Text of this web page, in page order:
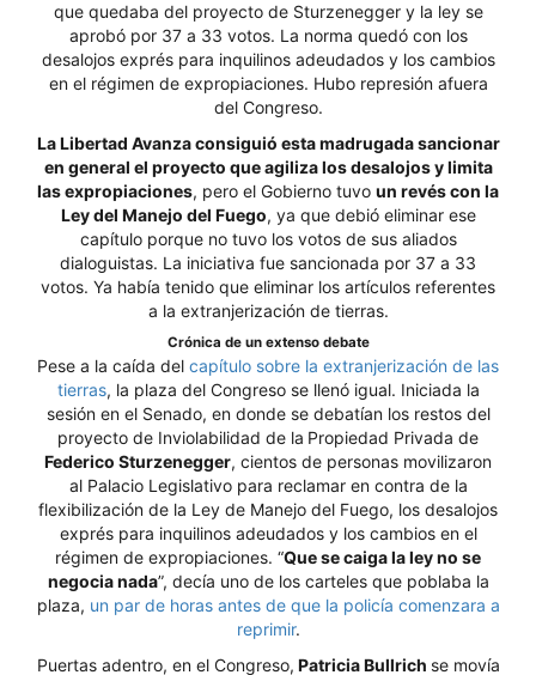
que quedaba del proyecto de Sturzenegger y la ley se
aprobó por 37 a 33 votos. La norma quedó con los
desalojos exprés para inquilinos adeudados y los cambios
en el régimen de expropiaciones. Hubo represión afuera
del Congreso.
La Libertad Avanza consiguió esta madrugada sancionar
en general el proyecto que agiliza los desalojos y limita
las expropiaciones, pero el Gobierno tuvo un revés con la
Ley del Manejo del Fuego, ya que debió eliminar ese
capítulo porque no tuvo los votos de sus aliados
dialoguistas. La iniciativa fue sancionada por 37 a 33
votos. Ya había tenido que eliminar los artículos referentes
a la extranjerización de tierras.
Crónica de un extenso debate
Pese a la caída del capítulo sobre la extranjerización de las
tierras, la plaza del Congreso se llenó igual. Iniciada la
sesión en el Senado, en donde se debatían los restos del
proyecto de Inviolabilidad de la Propiedad Privada de
Federico Sturzenegger, cientos de personas movilizaron
al Palacio Legislativo para reclamar en contra de la
flexibilización de la Ley de Manejo del Fuego, los desalojos
exprés para inquilinos adeudados y los cambios en el
régimen de expropiaciones. “Que se caiga la ley no se
negocia nada”, decía uno de los carteles que poblaba la
plaza, un par de horas antes de que la policía comenzara a
reprimir.
Puertas adentro, en el Congreso, Patricia Bullrich se movía